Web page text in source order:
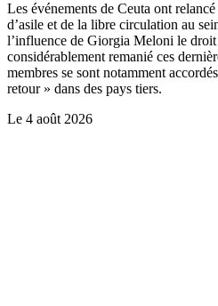
Les événements de Ceuta ont
d’asile et de la libre circulation au
l’influence de Giorgia Meloni le droit
considérablement remanié ces
membres se sont notamment
retour » dans des pays tiers.
Le 4 août 2026